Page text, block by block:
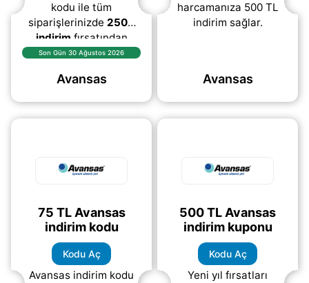
kodu ile tüm
siparişlerinizde 250₺
indirim fırsatından
yararlanabilirsiniz. Ofis
ürünleri, temizlik ve
Son Gün 30 Ağustos 2026
Avansas
harcamanıza 500 TL
indirim sağlar.
Avansas
75 TL Avansas
indirim kodu
Kodu Aç
Avansas indirim kodu
500 TL Avansas
indirim kuponu
Kodu Aç
Yeni yıl fırsatları